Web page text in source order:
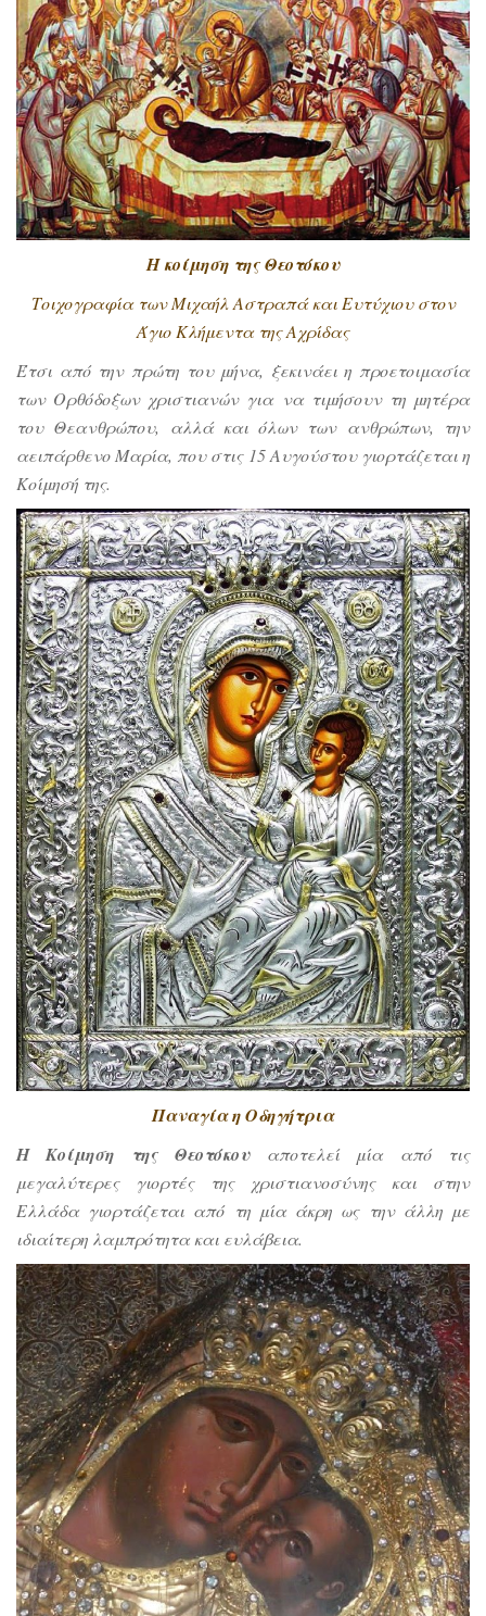
Η κοίμηση της Θεοτόκου
Τοιχογραφία των Μιχαήλ Αστραπά και Ευτύχιου στον
Άγιο Κλήμεντα της Αχρίδας
Έτσι από την πρώτη του μήνα, ξεκινάει η προετοιμασία
των Ορθόδοξων χριστιανών για να τιμήσουν τη μητέρα
του Θεανθρώπου, αλλά και όλων των ανθρώπων, την
αειπάρθενο Μαρία, που στις 15 Αυγούστου γιορτάζεται η
Κοίμησή της.
Παναγία η Οδηγήτρια
Η Κοίμηση της Θεοτόκου αποτελεί μία από τις
μεγαλύτερες γιορτές της χριστιανοσύνης και στην
Ελλάδα γιορτάζεται από τη μία άκρη ως την άλλη με
ιδιαίτερη λαμπρότητα και ευλάβεια.